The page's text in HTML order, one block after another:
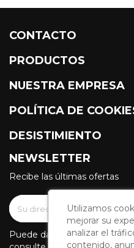
CONTACTO
PRODUCTOS
NUESTRA EMPRESA
POLÍTICA DE
DESISTIMIENTO
NEWSLETTER
Recibe las últimas ofertas
Puede darse de baja en
Utilizamos
mejorar su
analizar el
contenido,